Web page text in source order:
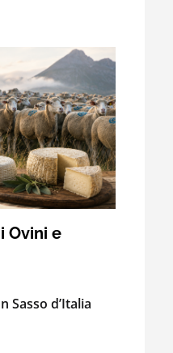
Ovini e
Sasso d’Italia